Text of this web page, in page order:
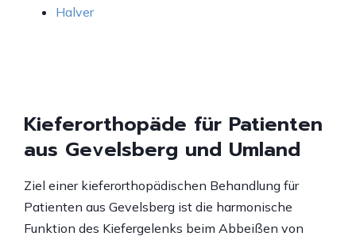
Halver
Kieferorthopäde für Patienten
aus Gevelsberg und Umland
Ziel einer kieferorthopädischen Behandlung für
Patienten aus Gevelsberg ist die harmonische
Funktion des Kiefergelenks beim Abbeißen von